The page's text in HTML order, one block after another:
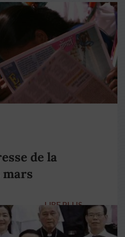
de la
mars
LIRE PLUS →